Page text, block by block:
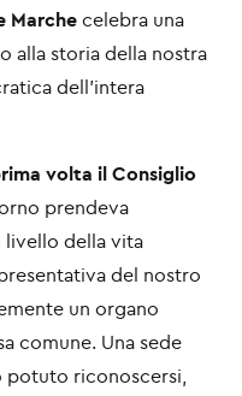
Marche celebra una
alla storia della nostra
dell’intera
volta il Consiglio
prendeva
della vita
del nostro
un organo
comune. Una sede
potuto riconoscersi,